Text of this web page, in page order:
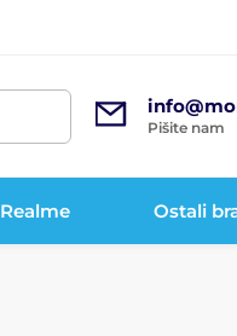
Pišite nam
Realme Ostali